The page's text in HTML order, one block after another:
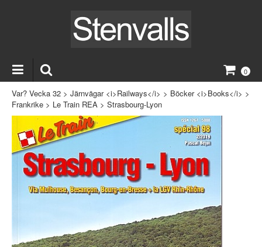
0
Var? Vecka 32 > Järnvägar <i>Railways</i> > Böcker <i>Books</i> >
Frankrike > Le Train REA > Strasbourg-Lyon